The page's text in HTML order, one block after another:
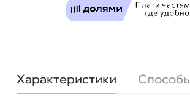
Характеристики
Бесплатная
ул. Салова, д. 30
Пн-Пт09.30 - 19.00